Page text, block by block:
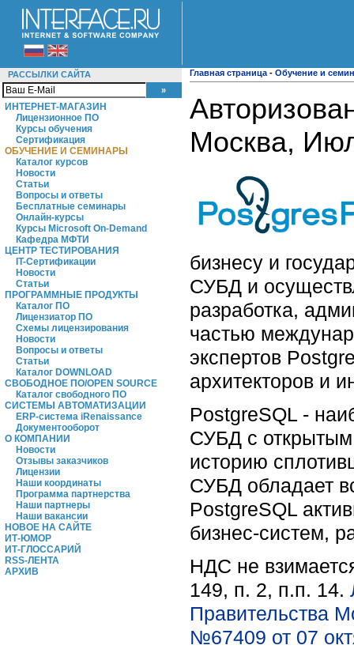
РАССЫЛКИ САЙТА
ИНТЕРНЕТ-МАГАЗИН
Лицензионное ПО
Курсы обучения
Сертификация
ОБУЧЕНИЕ И СЕМИНАРЫ
Каталог курсов
Новости
Статьи
Вопросы и ответы
Бесплатные семинары
Онлайн-курсы
Курсы Microsoft On-Demand
Кафедра МФТИ
ЦЕНТР ТЕСТИРОВАНИЯ
IT-Сертификации
Новости
Статьи
ПРОГРАММНЫЕ ПРОДУКТЫ
Каталог ПО
Лицензиатор ПО
Схемы лицензирования
Новости
Вопросы и ответы
Статьи
Каталог DOWNLOAD
СВОБОДНОЕ ПО/OPEN SOURCE
Каталог свободного ПО
СИСТЕМЫ АВТОМАТИЗАЦИИ
ERP-система iRenaissance
Документооборот
О КОМПАНИИ
Новости
Отзывы заказчиков
Лицензии
Наши координаты
Программа партнерства
Наши партнеры
Наши вакансии
НОВОЕ НА САЙТЕ
ИТ-ЮМОР
ИТ-ГЛОССАРИЙ
RSS-ЛЕНТА
АРХИВ
Главная страница - Обучение и
Москва,
бизнесу и
СУБД и
разработка,
частью
экспертов
архитекторов и
PostgreSQL -
СУБД с открытым
историю
СУБД обладает
PostgreSQL
бизнес-систем,
НДС не
149, п. 2, п.п. 14.
Правительства
№67409 от 07